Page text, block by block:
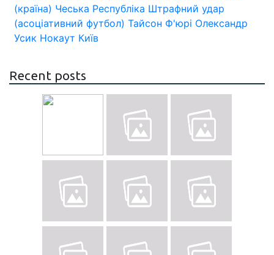
(країна) Чеська Республіка Штрафний удар
(асоціативний футбол) Тайсон Ф'юрі Олександр
Усик Нокаут Київ
Recent posts